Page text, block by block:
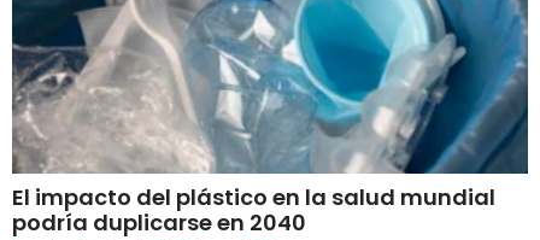
El impacto del plástico en la salud mundial
podría duplicarse en 2040